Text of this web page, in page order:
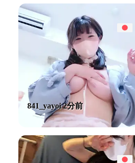
841_yayoi 2分前